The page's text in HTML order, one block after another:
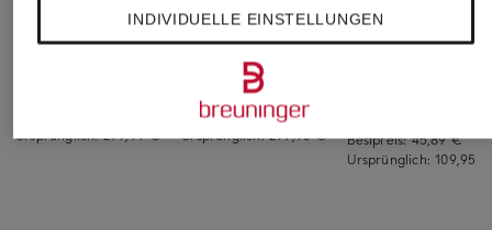
Marlenehose
Ursprünglich:299,99 €
LUISA CERANO
Bootcut-Hose
238,99 €
Bestpreis:203,14 €
Ursprünglich:299,95 €
MAC
Marlenehose
Bestpreis:45,89 €
Ursprünglich:109,95 €
INDIVIDUELLE EINSTELLUNGEN